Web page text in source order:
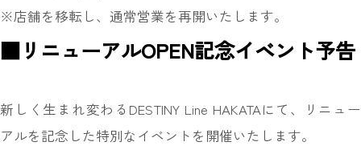
※店舗を移転し、通常営業を再開いたします。
■リニューアルOPEN記念イベント予告
新しく生まれ変わるDESTINY Line HAKATAにて、リニュー
アルを記念した特別なイベントを開催いたします。